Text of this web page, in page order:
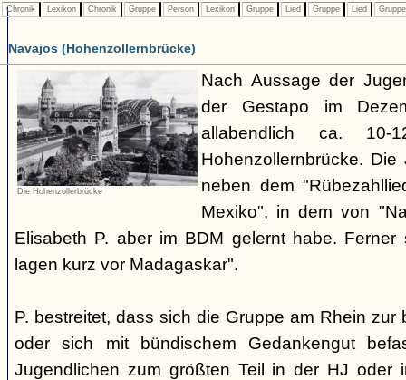
Chronik Lexikon Chronik Gruppe Person Lexikon Gruppe Lied Gruppe Lied
Navajos (Hohenzollernbrücke)
Die Hohenzollerbrücke
Nach Aussage der
der Gestapo im
allabendlich ca.
Hohenzollernbrücke.
neben dem
Mexiko", in dem von
Elisabeth P. aber im BDM gelernt habe.
lagen kurz vor Madagaskar".
P. bestreitet, dass sich die Gruppe am Rhein
oder sich mit bündischem Gedankengut
Jugendlichen zum größten Teil in der HJ oder